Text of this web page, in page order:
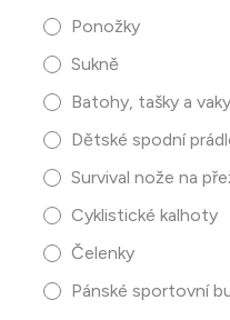
Ponožky
Sukně
Batohy, tašky a vaky
Dětské spodní
Survival nože na
Cyklistické kalhoty
Čelenky
Pánské sportovní